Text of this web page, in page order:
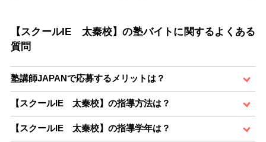
【スクールIE 太秦校】の塾バイトに関するよくある
質問
塾講師JAPANで応募するメリットは？
【スクールIE 太秦校】の指導方法は？
【スクールIE 太秦校】の指導学年は？